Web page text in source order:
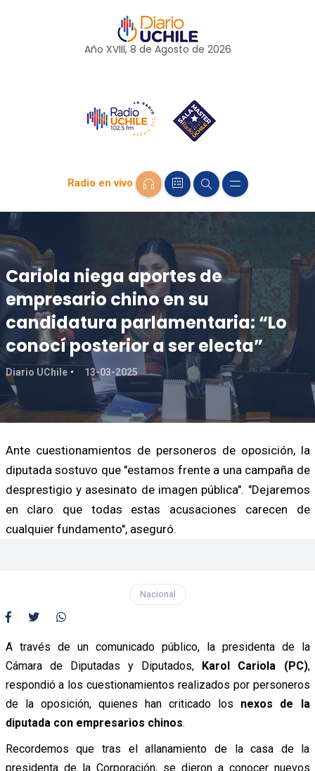
Año XVIII, 8 de Agosto de 2026
Radio en vivo
Cariola niega aportes de
empresario chino en su
candidatura parlamentaria: “Lo
conocí posterior a ser electa”
Diario UChile 13-03-2025
Ante cuestionamientos de personeros de oposición, la
diputada sostuvo que "estamos frente a una campaña de
desprestigio y asesinato de imagen pública". "Dejaremos
en claro que todas estas acusaciones carecen de
cualquier fundamento", aseguró.
Nacional
A través de un comunicado público, la presidenta de la
Cámara de Diputadas y Diputados, Karol Cariola (PC),
respondió a los cuestionamientos realizados por personeros
de la oposición, quienes han criticado los nexos de la
diputada con empresarios chinos.
Recordemos que tras el allanamiento de la casa de la
presidenta de la Corporación, se dieron a conocer nuevos